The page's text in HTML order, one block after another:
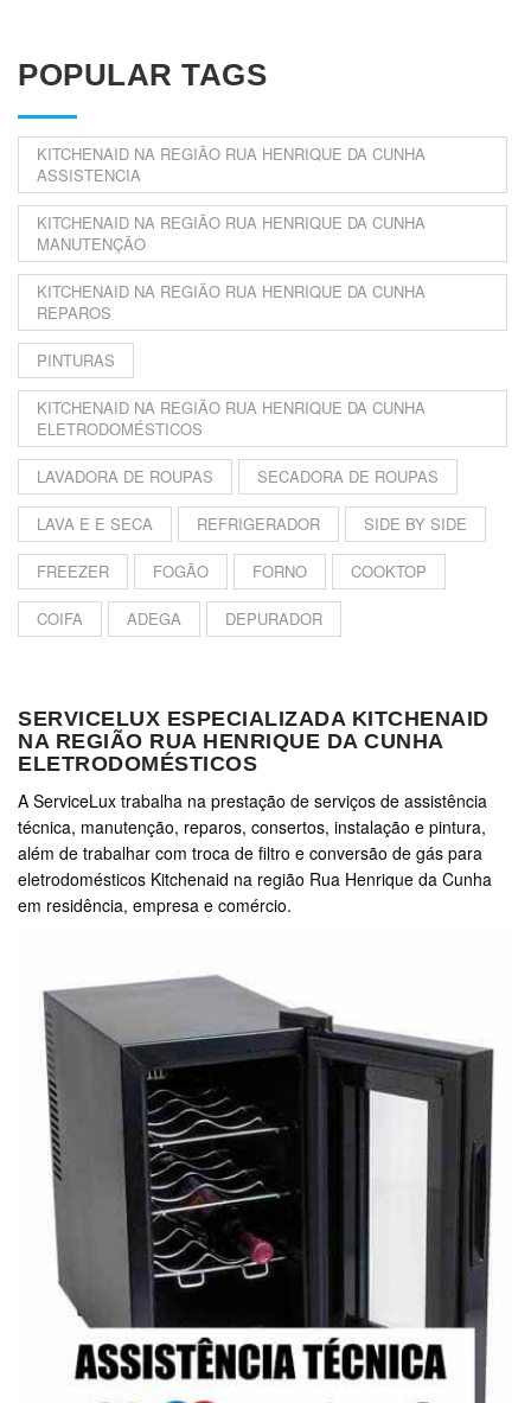
POPULAR TAGS
KITCHENAID NA REGIÃO RUA HENRIQUE DA CUNHA
ASSISTENCIA
KITCHENAID NA REGIÃO RUA HENRIQUE DA CUNHA
MANUTENÇÃO
KITCHENAID NA REGIÃO RUA HENRIQUE DA CUNHA
REPAROS
PINTURAS
KITCHENAID NA REGIÃO RUA HENRIQUE DA CUNHA
ELETRODOMÉSTICOS
LAVADORA DE ROUPAS SECADORA DE ROUPAS
LAVA E E SECA REFRIGERADOR SIDE BY SIDE
FREEZER FOGÃO FORNO COOKTOP
COIFA ADEGA DEPURADOR
SERVICELUX ESPECIALIZADA KITCHENAID
NA REGIÃO RUA HENRIQUE DA CUNHA
ELETRODOMÉSTICOS
A ServiceLux trabalha na prestação de serviços de assistência
técnica, manutenção, reparos, consertos, instalação e pintura,
além de trabalhar com troca de filtro e conversão de gás para
eletrodomésticos Kitchenaid na região Rua Henrique da Cunha
em residência, empresa e comércio.